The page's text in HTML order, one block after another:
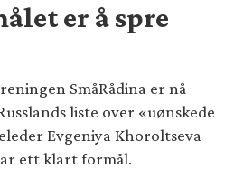
er å spre
SmåRådina er nå
liste over «uønskede
Evgeniya Khoroltseva
ett klart formål.